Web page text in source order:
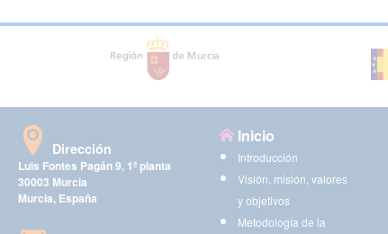
Dirección
Luis Fontes Pagán 9, 1ª planta
30003 Murcia
Murcia, España
Inicio
Introducción
Visión, misión, valores
y objetivos
Metodología de la